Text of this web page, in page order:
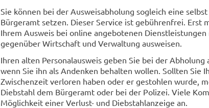
Sie können bei der Ausweisabholung sogleich eine
Bürgeramt setzen. Dieser Service ist gebührenfrei. Erst
Ihrem Ausweis bei online angebotenen
gegenüber Wirtschaft und Verwaltung ausweisen.
Ihren alten Personalausweis geben Sie bei der Abholung
wenn Sie ihn als Andenken behalten wollen. Sollten Sie
Zwischenzeit verloren haben oder er gestohlen wurde,
Diebstahl dem Bürgeramt oder bei der Polizei. Viele
Möglichkeit einer Verlust- und Diebstahlanzeige an.